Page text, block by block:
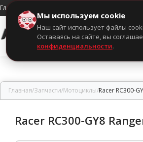
Главная
Мотоциклы
Главная/Запчасти/Мотоциклы/Racer RC300-
Racer RC300-GY8
Мы используем cookie
Наш сайт использует файлы
Оставаясь на сайте, вы
конфиденциальности.